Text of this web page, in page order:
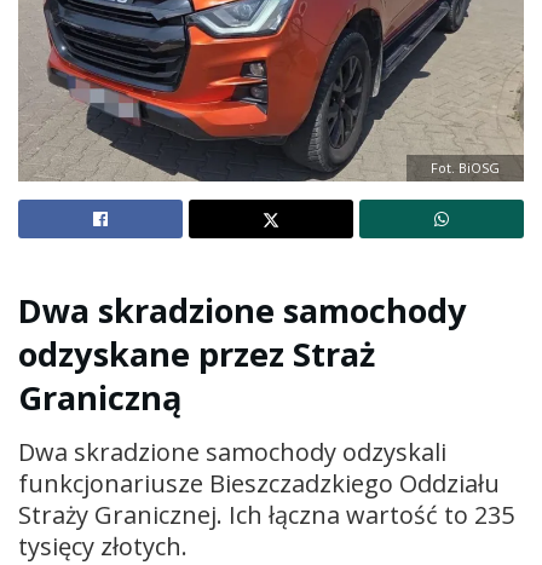
Fot. BiOSG
Dwa skradzione samochody
odzyskane przez Straż
Graniczną
Dwa skradzione samochody odzyskali
funkcjonariusze Bieszczadzkiego Oddziału
Straży Granicznej. Ich łączna wartość to 235
tysięcy złotych.